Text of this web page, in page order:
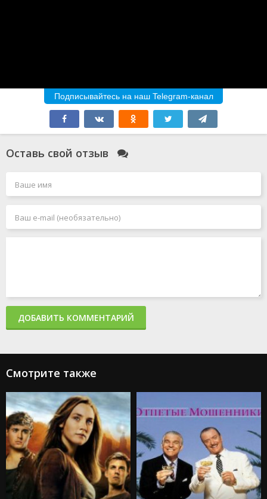
Подписывайтесь на наш Telegram-канал
Оставь свой отзыв
ДОБАВИТЬ КОММЕНТАРИЙ
Смотрите также